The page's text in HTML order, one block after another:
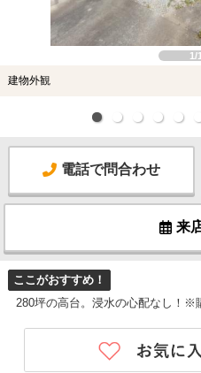
1/
建物外観
電話で問合わせ
来
ここがおすすめ！
280坪の高台。浸水の心配なし！※